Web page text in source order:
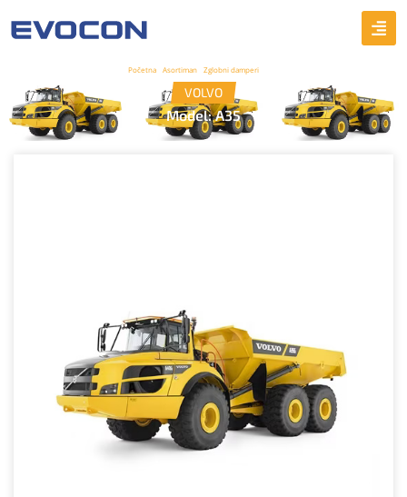
Početna Asortiman Zglobni damperi
VOLVO
Model: A35